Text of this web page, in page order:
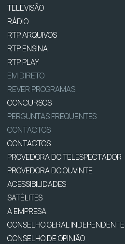
TELEVISÃO
RÁDIO
RTP ARQUIVOS
RTP ENSINA
RTP PLAY
EM DIRETO
REVER PROGRAMAS
CONCURSOS
PERGUNTAS FREQUENTES
CONTACTOS
CONTACTOS
PROVEDORA DO TELESPECTADOR
PROVEDORA DO OUVINTE
ACESSIBILIDADES
SATÉLITES
A EMPRESA
CONSELHO GERAL INDEPENDENTE
CONSELHO DE OPINIÃO